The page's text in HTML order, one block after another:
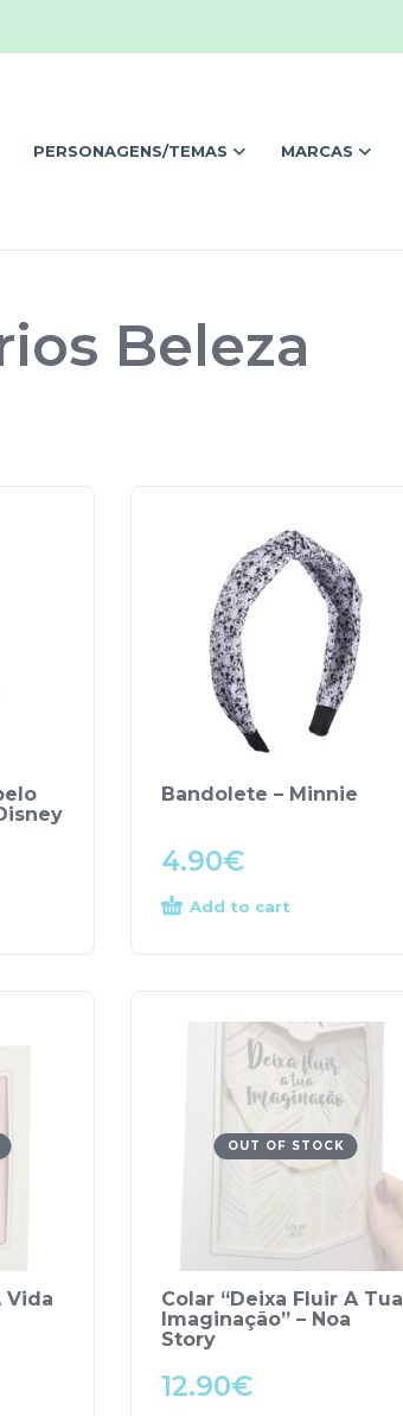
PERSONAGENS/TEMAS MARCAS
Beleza
Bandolete – Minnie
4.90€
Add to cart
Vida
OUT OF STOCK
Colar “Deixa Fluir A Tua
Imaginação” – Noa
Story
12.90€